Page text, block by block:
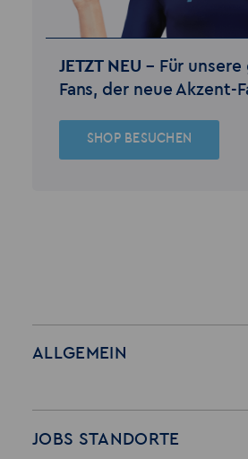
JETZT NEU – Für
Fans, der neue Akzent-
SHOP BESUCHEN
ALLGEMEIN
Für Bewerber
JOBS STANDORTE